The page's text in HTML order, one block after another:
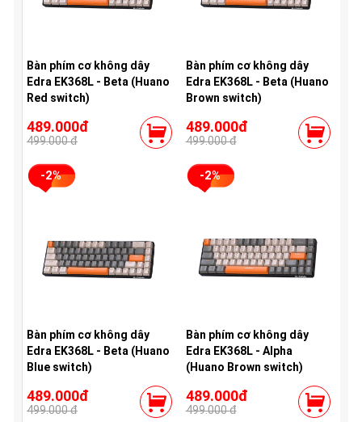
Bàn phím cơ không dây
Edra EK368L - Beta (Huano
Red switch)
489.000đ
499.000 đ
Bàn phím cơ không dây
Edra EK368L - Beta (Huano
Brown switch)
489.000đ
499.000 đ
-2%
Bàn phím cơ không dây
Edra EK368L - Beta (Huano
Blue switch)
489.000đ
499.000 đ
-2%
Bàn phím cơ không dây
Edra EK368L - Alpha
(Huano Brown switch)
489.000đ
499.000 đ